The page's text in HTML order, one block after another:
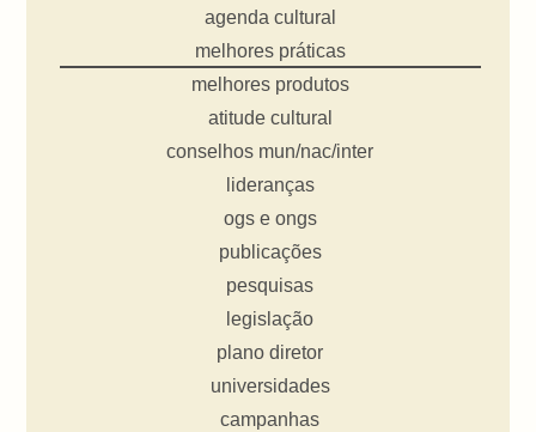
agenda cultural
melhores práticas
melhores produtos
atitude cultural
conselhos mun/nac/inter
lideranças
ogs e ongs
publicações
pesquisas
legislação
plano diretor
universidades
campanhas